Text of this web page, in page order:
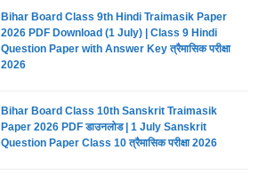
Bihar Board Class 9th Hindi Traimasik Paper
2026 PDF Download (1 July) | Class 9 Hindi
Question Paper with Answer Key त्रैमासिक परीक्षा
2026
Bihar Board Class 10th Sanskrit Traimasik
Paper 2026 PDF डाउनलोड | 1 July Sanskrit
Question Paper Class 10 त्रैमासिक परीक्षा 2026